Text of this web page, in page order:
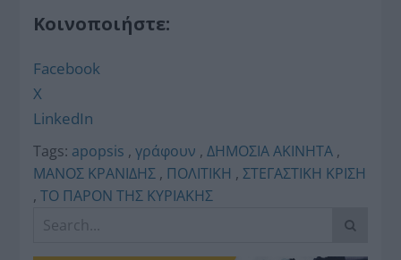
Κοινοποιήστε:
Facebook
X
LinkedIn
Tags: apopsis ,γράφουν ,ΔΗΜΟΣΙΑ ΑΚΙΝΗΤΑ ,
ΜΑΝΟΣ ΚΡΑΝΙΔΗΣ , ΠΟΛΙΤΙΚΗ ,ΣΤΕΓΑΣΤΙΚΗ ΚΡΙΣΗ
,ΤΟ ΠΑΡΟΝ ΤΗΣ ΚΥΡΙΑΚΗΣ